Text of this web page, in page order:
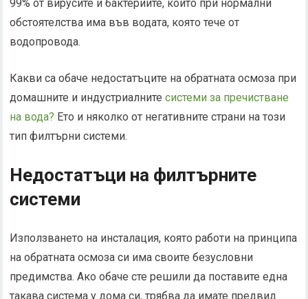
99% от вирусите и бактериите, които при нормални
обстоятелства има във водата, която тече от
водопровода.
Какви са обаче недостатъците на обратната осмоза при
домашните и индустриалнитесистеми за пречистване
на вода? Ето и няколко от негативните страни на този
тип филтърни системи.
Недостатъци на филтърните
системи
Използването на инсталация, която работи на принципа
на обратната осмоза си има своите безусловни
предимства. Ако обаче сте решили да поставите една
такава система у дома си, трябва да имате предвид